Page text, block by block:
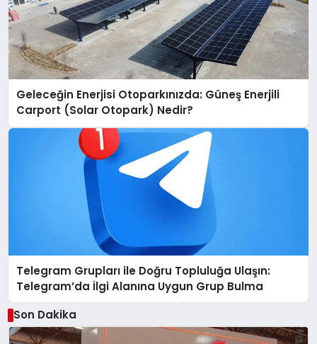
Geleceğin Enerjisi Otoparkınızda: Güneş Enerjili
Carport (Solar Otopark) Nedir?
Telegram Grupları ile Doğru Topluluğa Ulaşın:
Telegram’da İlgi Alanına Uygun Grup Bulma
Son Dakika